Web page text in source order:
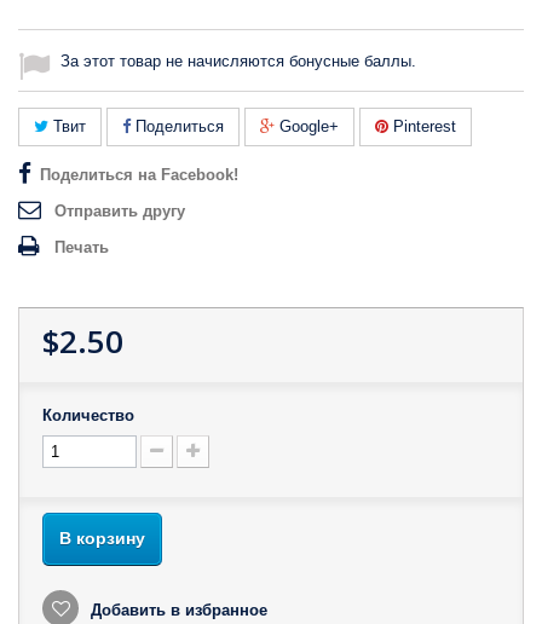
За этот товар не начисляются бонусные баллы.
Твит Поделиться Google+ Pinterest
Поделиться на Facebook!
Отправить другу
Печать
$2.50
Количество
В корзину
Добавить в избранное